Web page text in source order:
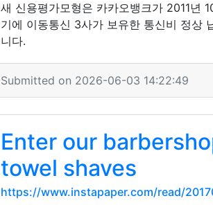
새 신용평가모형은 카카오뱅크가 2011년
기에 이동통신 3사가 보유한 통신비 정상
니다.
Submitted on 2026-06-03 14:22:49
Enter our
towel shaves
https://www.instapaper.com/read/